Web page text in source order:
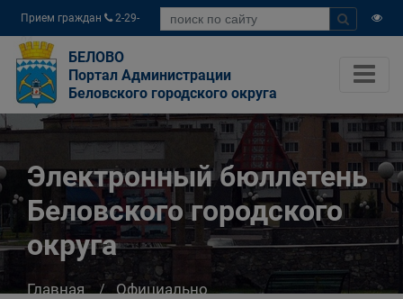
Прием граждан
2-29-
04
БЕЛОВО
Портал Администрации
Беловского городского округа
Электронный бюллетень
Беловского городского
округа
Главная
Официально